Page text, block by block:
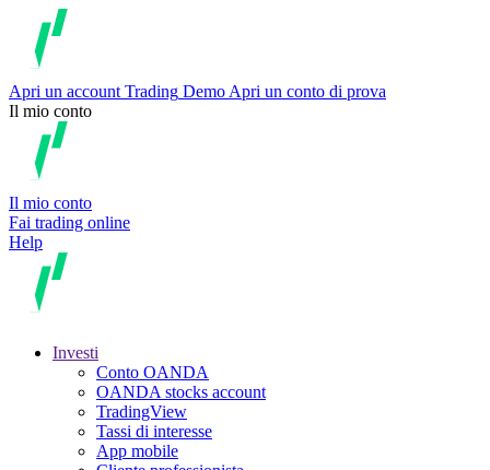
Apri un account Trading Demo Apri un conto di prova
Il mio conto
Il mio conto
Fai trading online
Help
Investi
Conto OANDA
OANDA stocks account
TradingView
Tassi di interesse
App mobile